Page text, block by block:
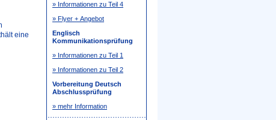
eine
» Informationen zu Teil 4
» Flyer + Angebot
Englisch
Kommunikationsprüfung
» Informationen zu Teil 1
» Informationen zu Teil 2
Vorbereitung Deutsch
Abschlussprüfung
» mehr Information